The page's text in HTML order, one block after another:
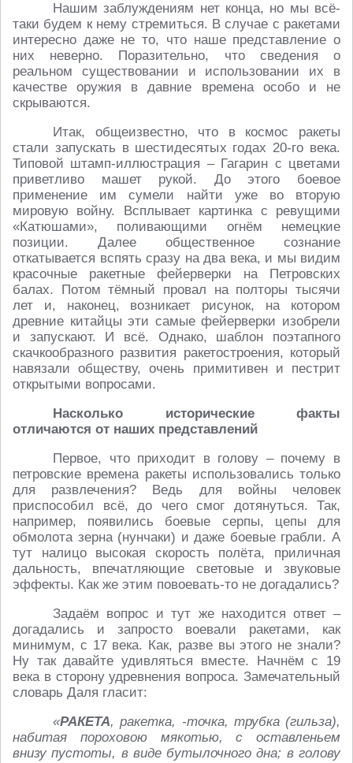
Нашим заблуждениям нет конца, но мы всё-
таки будем к нему стремиться. В случае с ракетами
интересно даже не то, что наше представление о
них неверно. Поразительно, что сведения о
реальном существовании и использовании их в
качестве оружия в давние времена особо и не
скрываются.
Итак, общеизвестно, что в космос ракеты
стали запускать в шестидесятых годах 20-го века.
Типовой штамп-иллюстрация – Гагарин с цветами
приветливо машет рукой. До этого боевое
применение им сумели найти уже во вторую
мировую войну. Всплывает картинка с ревущими
«Катюшами», поливающими огнём немецкие
позиции. Далее общественное сознание
откатывается вспять сразу на два века, и мы видим
красочные ракетные фейерверки на Петровских
балах. Потом тёмный провал на полторы тысячи
лет и, наконец, возникает рисунок, на котором
древние китайцы эти самые фейерверки изобрели
и запускают. И всё. Однако, шаблон поэтапного
скачкообразного развития ракетостроения, который
навязали обществу, очень примитивен и пестрит
открытыми вопросами.
Насколько исторические факты
отличаются от наших представлений
Первое, что приходит в голову – почему в
петровские времена ракеты использовались только
для развлечения? Ведь для войны человек
приспособил всё, до чего смог дотянуться. Так,
например, появились боевые серпы, цепы для
обмолота зерна (нунчаки) и даже боевые грабли. А
тут налицо высокая скорость полёта, приличная
дальность, впечатляющие световые и звуковые
эффекты. Как же этим повоевать-то не догадались?
Задаём вопрос и тут же находится ответ –
догадались и запросто воевали ракетами, как
минимум, с 17 века. Как, разве вы этого не знали?
Ну так давайте удивляться вместе. Начнём с 19
века в сторону удревнения вопроса. Замечательный
словарь Даля гласит:
«РАКЕТА, ракетка, -точка, трубка (гильза),
набитая пороховою мякотью, с оставленьем
внизу пустоты, в виде бутылочного дна; в голову